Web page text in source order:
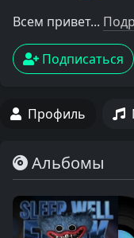
Всем привет...
Подписаться
Профиль
Альбомы